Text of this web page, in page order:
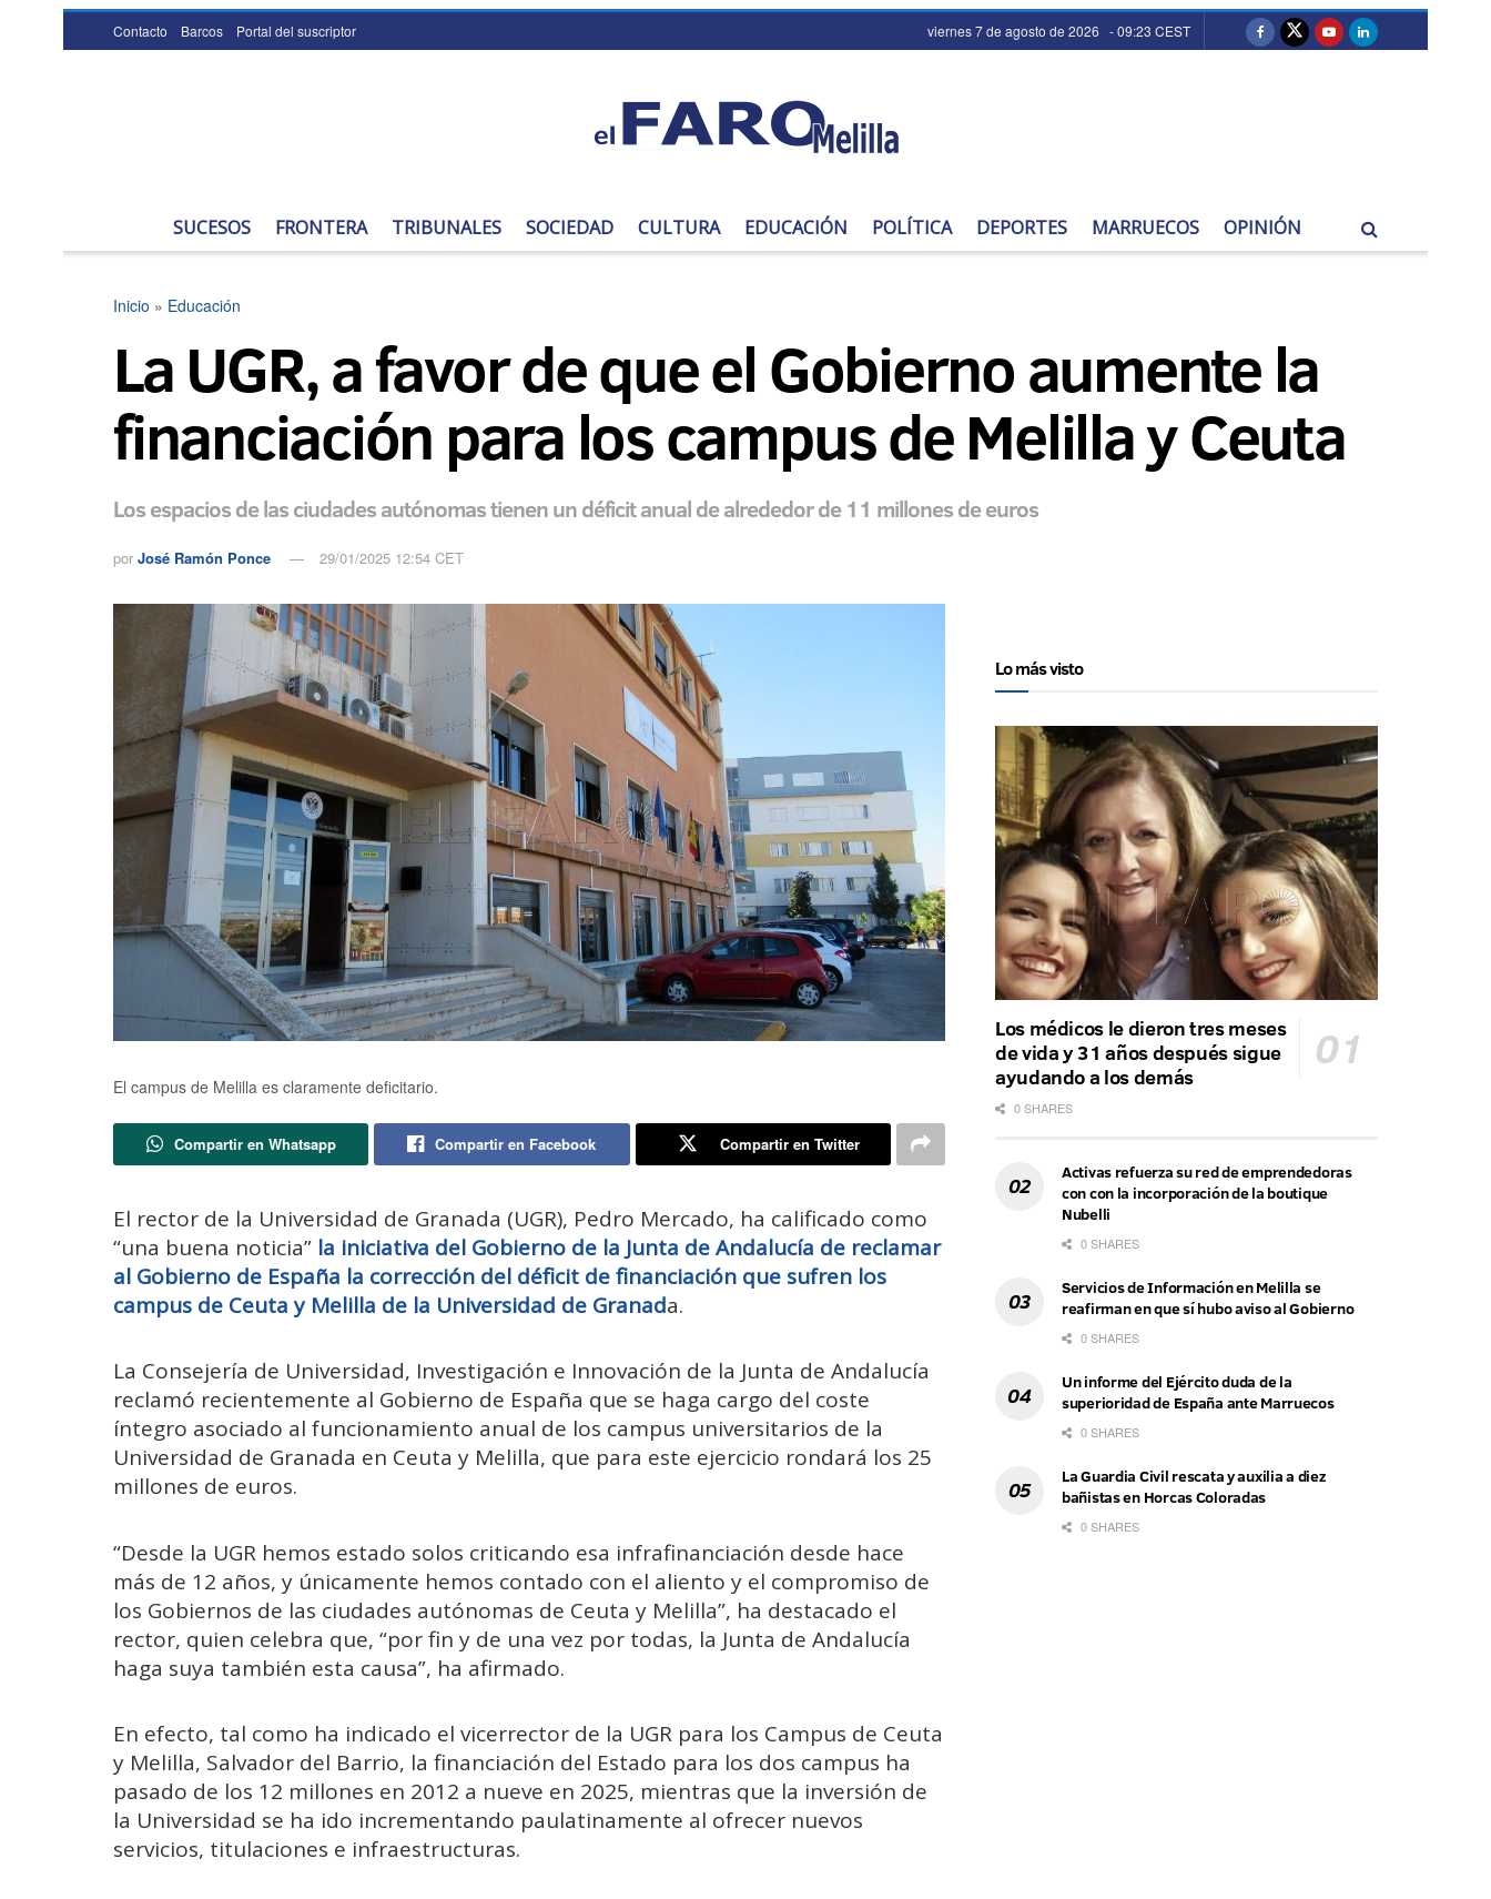
Contacto Barcos Portal del suscriptor viernes 7 de agosto de 2026 - 09:23 CEST
SUCESOS FRONTERA TRIBUNALES SOCIEDAD CULTURA EDUCACIÓN POLÍTICA DEPORTES MARRUECOS OPINIÓN
Inicio » Educación
La UGR, a favor de que el Gobierno aumente la
financiación para los campus de Melilla y Ceuta
Los espacios de las ciudades autónomas tienen un déficit anual de alrededor de 11 millones de euros
por José Ramón Ponce 29/01/2025 12:54 CET
El campus de Melilla es claramente deficitario.
Compartir en Whatsapp Compartir en Facebook Compartir en Twitter
El rector de la Universidad de Granada (UGR), Pedro Mercado, ha calificado como
“una buena noticia” la iniciativa del Gobierno de la Junta de Andalucía de reclamar
al Gobierno de España la corrección del déficit de financiación que sufren los
campus de Ceuta y Melilla de la Universidad de Granada.
La Consejería de Universidad, Investigación e Innovación de la Junta de Andalucía
reclamó recientemente al Gobierno de España que se haga cargo del coste
íntegro asociado al funcionamiento anual de los campus universitarios de la
Universidad de Granada en Ceuta y Melilla, que para este ejercicio rondará los 25
millones de euros.
“Desde la UGR hemos estado solos criticando esa infrafinanciación desde hace
más de 12 años, y únicamente hemos contado con el aliento y el compromiso de
los Gobiernos de las ciudades autónomas de Ceuta y Melilla”, ha destacado el
rector, quien celebra que, “por fin y de una vez por todas, la Junta de Andalucía
haga suya también esta causa”, ha afirmado.
En efecto, tal como ha indicado el vicerrector de la UGR para los Campus de Ceuta
y Melilla, Salvador del Barrio, la financiación del Estado para los dos campus ha
pasado de los 12 millones en 2012 a nueve en 2025, mientras que la inversión de
la Universidad se ha ido incrementando paulatinamente al ofrecer nuevos
servicios, titulaciones e infraestructuras.
Lo más visto
Los médicos le dieron tres meses
de vida y 31 años después sigue
ayudando a los demás
0 SHARES
Activas refuerza su red de emprendedoras
con con la incorporación de la boutique
Nubelli
0 SHARES
Servicios de Información en Melilla se
reafirman en que sí hubo aviso al Gobierno
0 SHARES
Un informe del Ejército duda de la
superioridad de España ante Marruecos
0 SHARES
La Guardia Civil rescata y auxilia a diez
bañistas en Horcas Coloradas
0 SHARES